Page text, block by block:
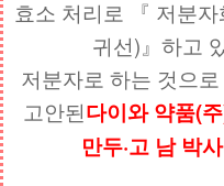
효소 처리로 『 저분
귀선)』하고
저분자로 하는 것으
고안된다이와 약품(
만두·고 남 박사